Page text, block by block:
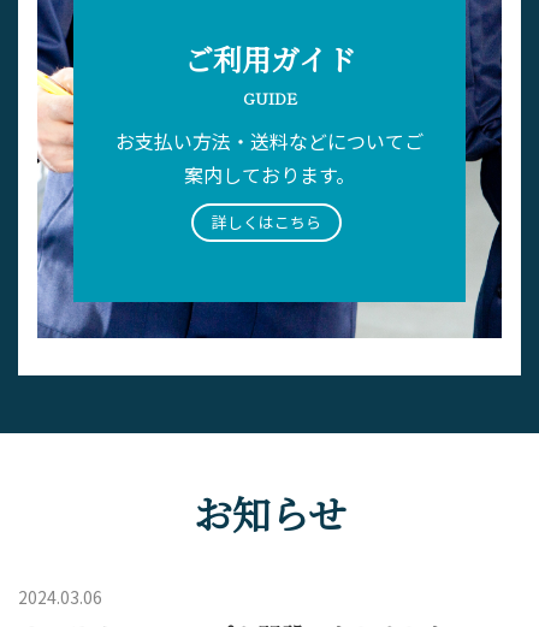
ご利用ガイド
GUIDE
お支払い方法・送料などについてご
案内しております。
詳しくはこちら
お知らせ
2024.03.06